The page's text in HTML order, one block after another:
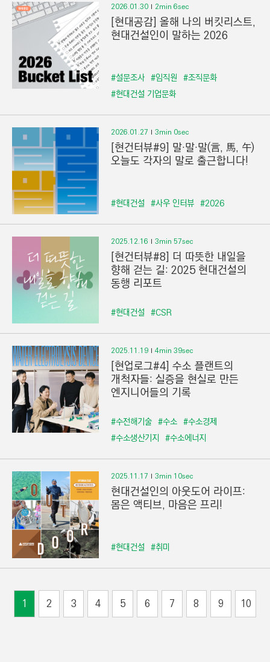
2026.01.30 2min 6sec
[현대공감] 올해 나의 버킷리스트,
현대건설인이 말하는 2026
#설문조사 #임직원 #조직문화
#현대건설 기업문화
2026.01.27 3min 0sec
[현건터뷰#9] 말·말·말(言, 馬, 午)
오늘도 각자의 말로 출근합니다!
#현대건설 #사우 인터뷰 #2026
2025.12.16 3min 57sec
[현건터뷰#8] 더 따뜻한 내일을
향해 걷는 길: 2025 현대건설의
동행 리포트
#현대건설 #CSR
2025.11.19 4min 39sec
[현업로그#4] 수소 플랜트의
개척자들: 실증을 현실로 만든
엔지니어들의 기록
#수전해기술 #수소 #수소경제
#수소생산기지 #수소에너지
2025.11.17 3min 10sec
현대건설인의 아웃도어 라이프:
몸은 액티브, 마음은 프리!
#현대건설 #취미
1 2 3 4 5 6 7 8 9 10